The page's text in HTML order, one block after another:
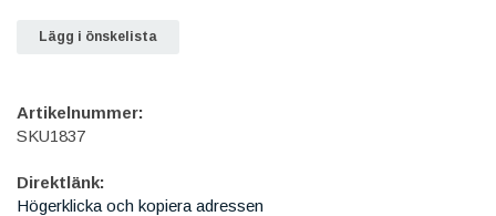
Lägg i önskelista
Artikelnummer:
SKU1837
Direktlänk:
Högerklicka och kopiera adressen